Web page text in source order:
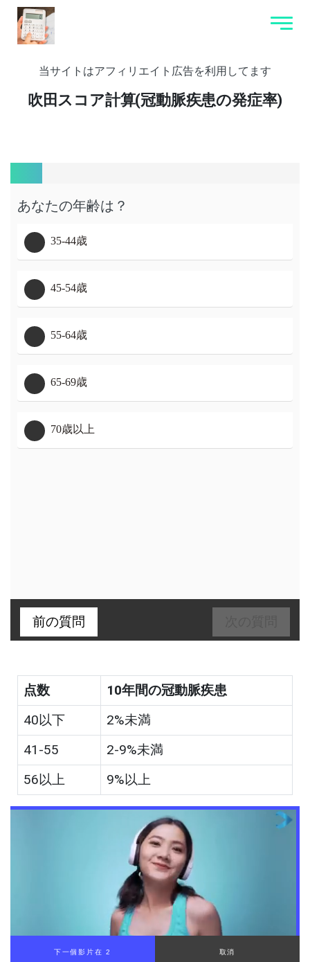
当サイトはアフィリエイト広告を利用してます
吹田スコア計算(冠動脈疾患の発症率)
あなたの年齢は？
35-44歳
45-54歳
55-64歳
65-69歳
70歳以上
前の質問
点数
10年間の冠動脈疾患
40以下
2%未満
41-55
2-9%未満
56以上
9%以上
下一個影片在 1 取消